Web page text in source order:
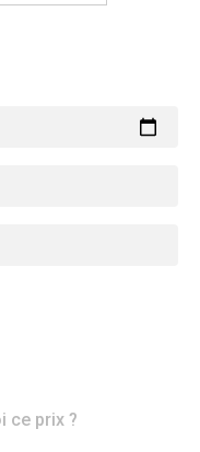
ce prix ?